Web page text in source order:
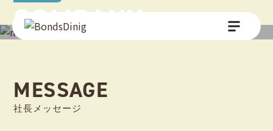
COMPANY
MESSAGE
社長メッセージ